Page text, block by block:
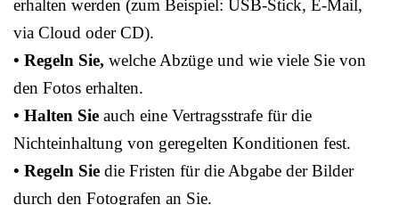
erhalten werden (zum Beispiel: USB-Stick, E-Mail,
via Cloud oder CD).
• Regeln Sie, welche Abzüge und wie viele Sie von
den Fotos erhalten.
• Halten Sie auch eine Vertragsstrafe für die
Nichteinhaltung von geregelten Konditionen fest.
• Regeln Sie die Fristen für die Abgabe der Bilder
durch den Fotografen an Sie.